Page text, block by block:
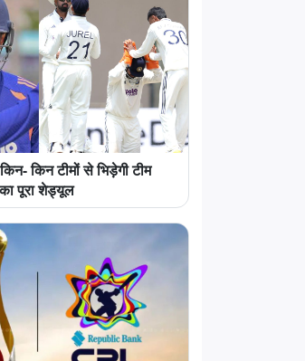
किन टीमों से भिड़ेगी टीम
पूरा शेड्यूल